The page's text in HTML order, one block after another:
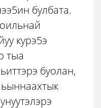
булбата.
курэ5э
тыа
буолан,